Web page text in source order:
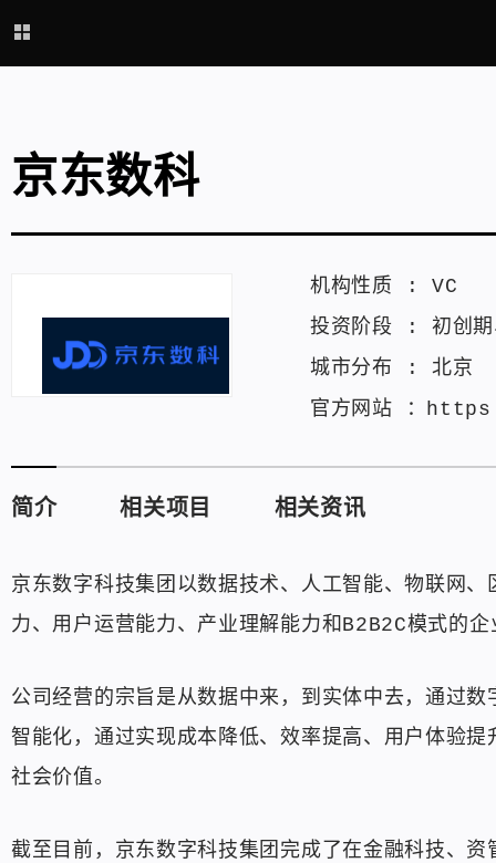
京东数科
机构性质 : VC
投资阶段 : 初创期
城市分布 : 北京
官方网站 ：
简介 相关项目 相关资讯
京东数字科技集团以数据技术、人工智能、物联网
力、用户运营能力、产业理解能力和B2B2C模式的
公司经营的宗旨是从数据中来，到实体中去，通过
智能化，通过实现成本降低、效率提高、用户体验
社会价值。
截至目前，京东数字科技集团完成了在金融科技、